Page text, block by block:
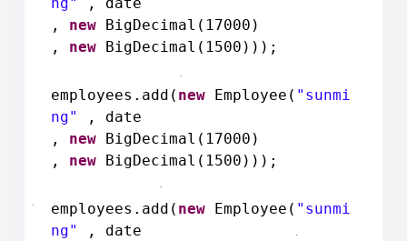
ng"
, date
, new BigDecimal(17000)
, new BigDecimal(1500)));
employees.add( new Employee( "sunmi
ng"
, date
, new BigDecimal(17000)
, new BigDecimal(1500)));
employees.add( new Employee( "sunmi
ng"
, date